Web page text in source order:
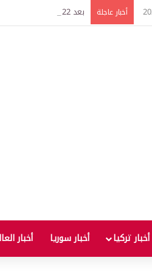
أخبار عاجلة بعد 22 شهراً.. الصين تنفذ أقوى عملية شراء للذهب منذ أكتوبر 2023
أخبار تركيا أخبار سوريا أخبار